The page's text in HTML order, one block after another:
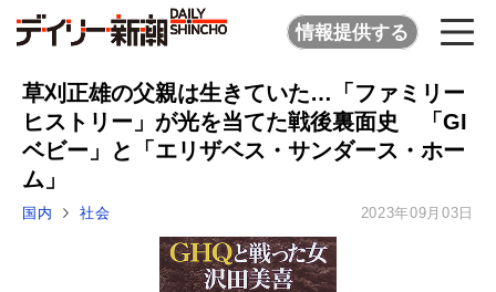
情報提供する
草刈正雄の父親は生きていた…「ファミリー
ヒストリー」が光を当てた戦後裏面史 「GI
ベビー」と「エリザベス・サンダース・ホー
ム」
国内 社会 2023年09月03日